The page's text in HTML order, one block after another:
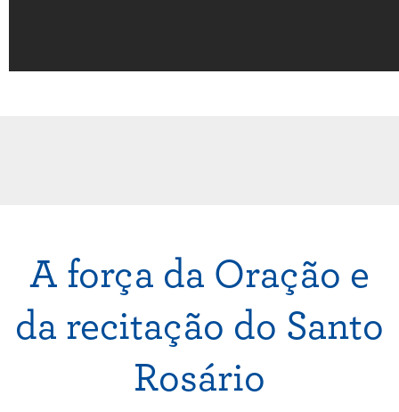
A força da Oração e
da recitação do Santo
Rosário